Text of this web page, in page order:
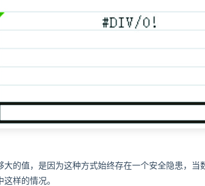
大的值，是因为这种方式始终存在一个安全隐患，
样的情况。